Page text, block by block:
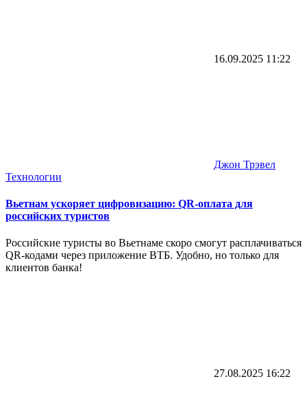
16.09.2025 11:22
Джон Трэвел
Технологии
Вьетнам ускоряет цифровизацию: QR-оплата для
российских туристов
Российские туристы во Вьетнаме скоро смогут расплачиваться
QR-кодами через приложение ВТБ. Удобно, но только для
клиентов банка!
27.08.2025 16:22